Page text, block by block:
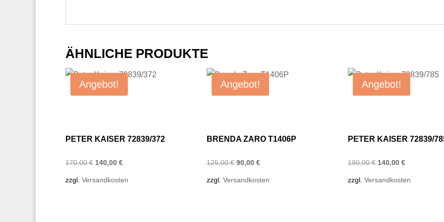
ÄHNLICHE PRODUKTE
Angebot!
PETER KAISER 72839/372
170,00€ Ursprünglicher
war:
140,00 €Aktueller
ist:
zzgl. Versandkosten
Angebot!
BRENDA ZARO T1406P
125,00€ Ursprünglicher
war:
90,00 €Aktueller
ist:
zzgl. Versandkosten
Angebot!
PETER KAISER 72839/
180,00€ Ursprünglicher
war:
140,00 €Aktueller
ist:
zzgl. Versandkosten